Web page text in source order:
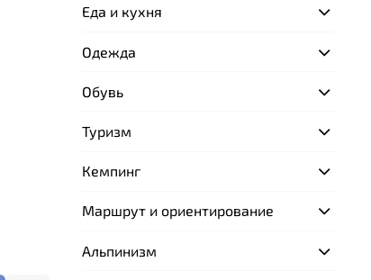
Еда и кухня
Одежда
Обувь
Туризм
Кемпинг
Маршрут и ориентирование
Альпинизм